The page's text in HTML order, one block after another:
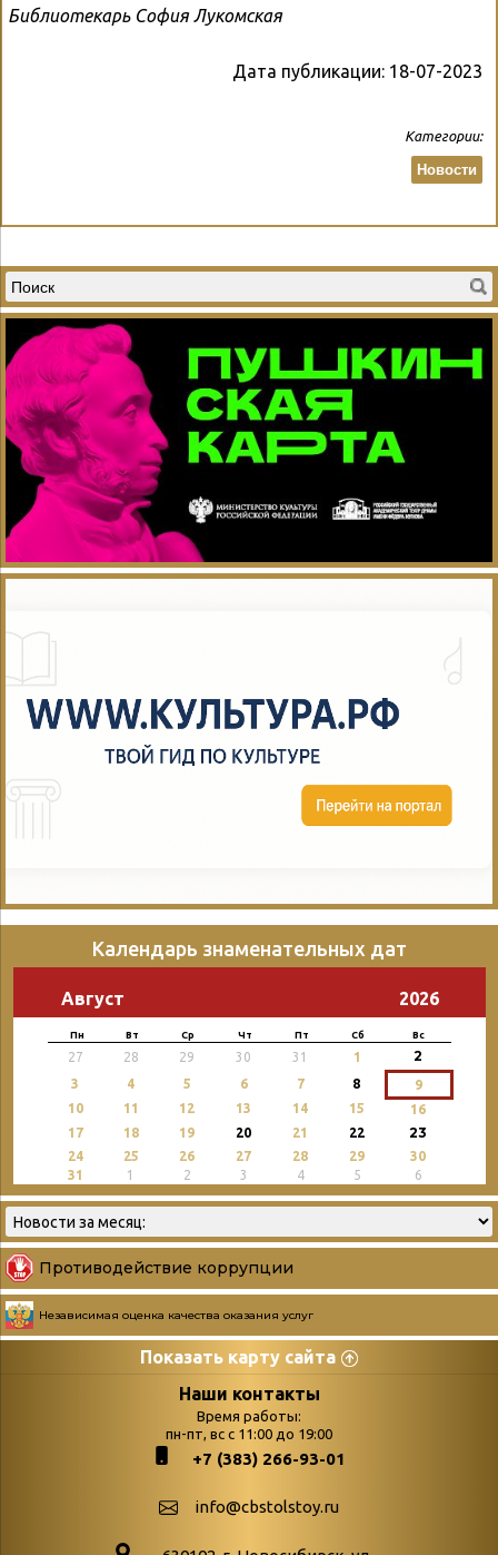
Библиотекарь София Лукомская
Дата публикации: 18-07-2023
Категории:
Новости
Календарь знаменательных дат
Август 2026
Пн Вт Ср Чт Пт Сб Вс
27 28 29 30 31 1 2
3 4 5 6 7 8
9
10
11 12 13 14 15
16
17
18 19 20 21 22 23
24 25 26 27 28 29
30
31
1 2 3 4 5 6
Противодействие коррупции
Независимая оценка качества оказания услуг
Показать карту сайта
Страницы
podvedenie-itogov-festivalya-
paskhalnaya-palitra
поступлений
Война. Народ.
Наши контакты
Время работы:
пн-пт, вс с 11:00 до 19:00
+7 (383) 266-93-01
info@cbstolstoy.ru